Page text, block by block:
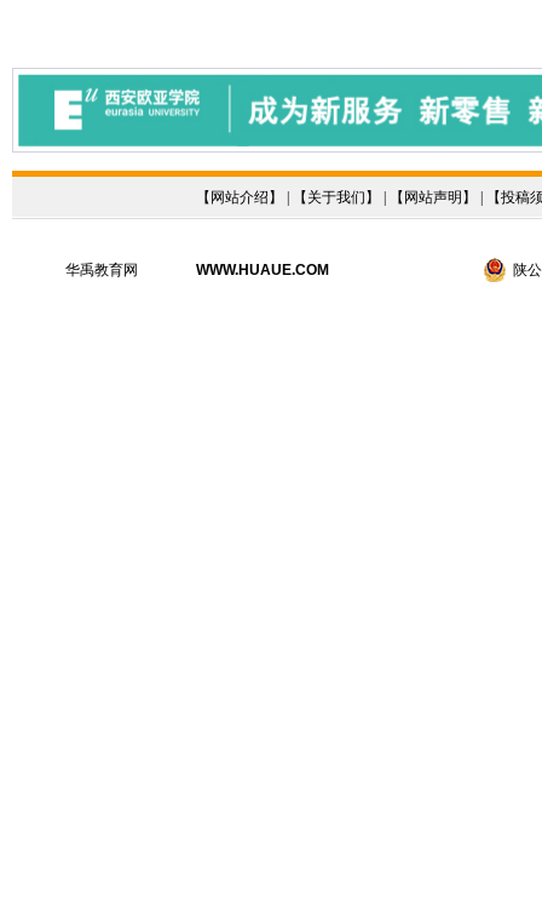
【 网站介绍 】 | 【 关于我们 】 | 【 网站声明 】 | 【投稿
华禹教育网 WWW.HUAUE.COM 陕